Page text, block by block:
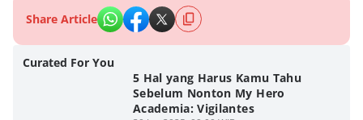
Share Article
Curated For You
5 Hal yang Harus Kamu Tahu
Sebelum Nonton My Hero
Academia: Vigilantes